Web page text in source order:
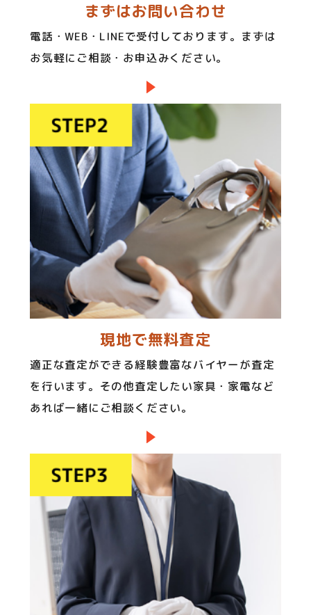
まずはお問い合わせ
電話・WEB・LINEで受付しております。まずは
お気軽にご相談・お申込みください。
現地で無料査定
適正な査定ができる経験豊富なバイヤーが査定
を行います。その他査定したい家具・家電など
あれば一緒にご相談ください。